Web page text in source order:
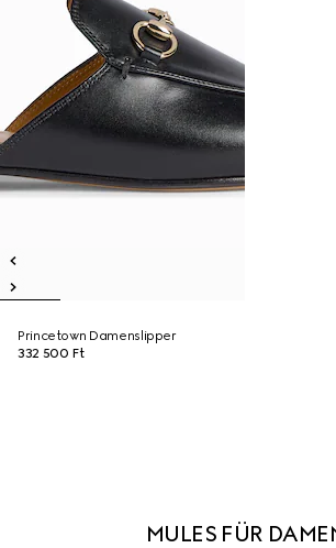
Princetown Damenslipper
332 500 Ft
MULES FÜR